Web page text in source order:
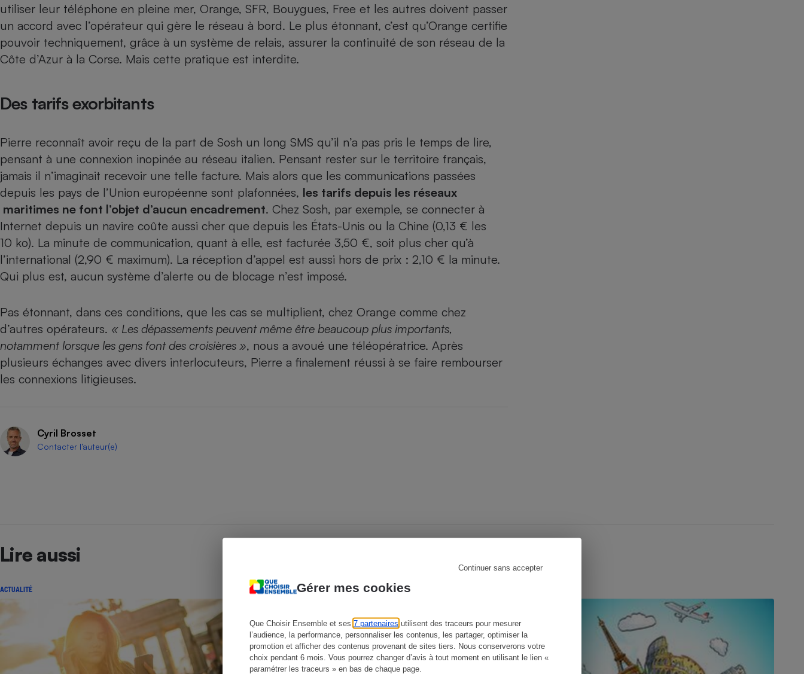
Gérer mes cookies
Que Choisir Ensemble et ses 7 partenaires utilisent des traceurs pour mesurer
l’audience, la performance, personnaliser les contenus, les partager, optimiser la
promotion et afficher des contenus provenant de sites tiers. Nous conserverons votre
choix pendant 6 mois. Vous pourrez changer d’avis à tout moment en utilisant le lien «
paramétrer les traceurs » en bas de chaque page.
Continuer sans accepter
utiliser leur téléphone en pleine mer, Orange, SFR, Bouygues, Free et les autres doivent passer
un accord avec l’opérateur qui gère le réseau à bord. Le plus étonnant, c’est qu’Orange certifie
pouvoir techniquement, grâce à un système de relais, assurer la continuité de son réseau de la
Côte d’Azur à la Corse. Mais cette pratique est interdite.
Des tarifs exorbitants
Pierre reconnaît avoir reçu de la part de Sosh un long SMS qu’il n’a pas pris le temps de lire,
pensant à une connexion inopinée au réseau italien. Pensant rester sur le territoire français,
jamais il n’imaginait recevoir une telle facture. Mais alors que les communications passées
depuis les pays de l’Union européenne sont plafonnées, les tarifs depuis les réseaux
maritimes ne font l’objet d’aucun encadrement. Chez Sosh, par exemple, se connecter à
Internet depuis un navire coûte aussi cher que depuis les États-Unis ou la Chine (0,13 € les
10 ko). La minute de communication, quant à elle, est facturée 3,50 €, soit plus cher qu’à
l’international (2,90 € maximum). La réception d’appel est aussi hors de prix : 2,10 € la minute.
Qui plus est, aucun système d’alerte ou de blocage n’est imposé.
Pas étonnant, dans ces conditions, que les cas se multiplient, chez Orange comme chez
d’autres opérateurs. « Les dépassements peuvent même être beaucoup plus importants,
notamment lorsque les gens font des croisières », nous a avoué une téléopératrice. Après
plusieurs échanges avec divers interlocuteurs, Pierre a finalement réussi à se faire rembourser
les connexions litigieuses.
Cyril Brosset
Contacter l’auteur(e)
Lire aussi
ACTUALITÉ ENQUÊTE
Banque en ligne
Lave-linge Lave-vaisselle
Plaque de cuisson à
induction
Four encastrable
Ventilateur
Téléviseur Ordinateur portable
Téléphone mobile -
Smartphone
Appareil photo
numérique
Antivirus
Climatiseur -
Ventilateur
Lessive
Antimoustique Crème solaire